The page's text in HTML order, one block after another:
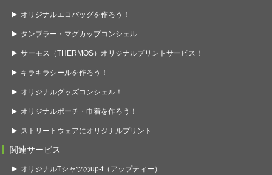
オリジナルエコバッグを作ろう！
タンブラー・マグカップコンシェル
サーモス（THERMOS）オリジナルプリントサービス！
キラキラシールを作ろう！
オリジナルグッズコンシェル！
オリジナルポーチ・巾着を作ろう！
ストリートウェアにオリジナルプリント
関連サービス
オリジナルTシャツのup-t（アップティー）